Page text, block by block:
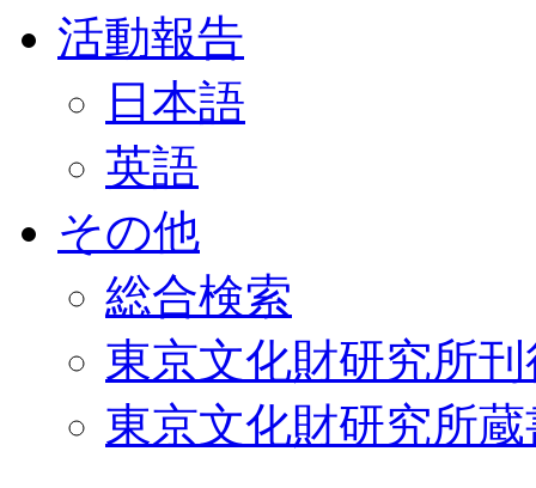
活動報告
日本語
英語
その他
総合検索
東京文化財研究所
東京文化財研究所